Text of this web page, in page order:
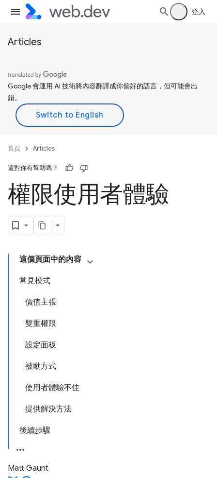
登入
Articles
Google 會運用 AI 技術將內容翻譯成你偏好的語言，但可能會出
錯。
首頁 Articles
這對你有幫助嗎？
權限使用者體驗
這個頁面中的內容
常見模式
價值主張
雙重權限
設定面板
被動方式
使用者體驗不佳
提供解決方法
後續步驟
Matt Gaunt